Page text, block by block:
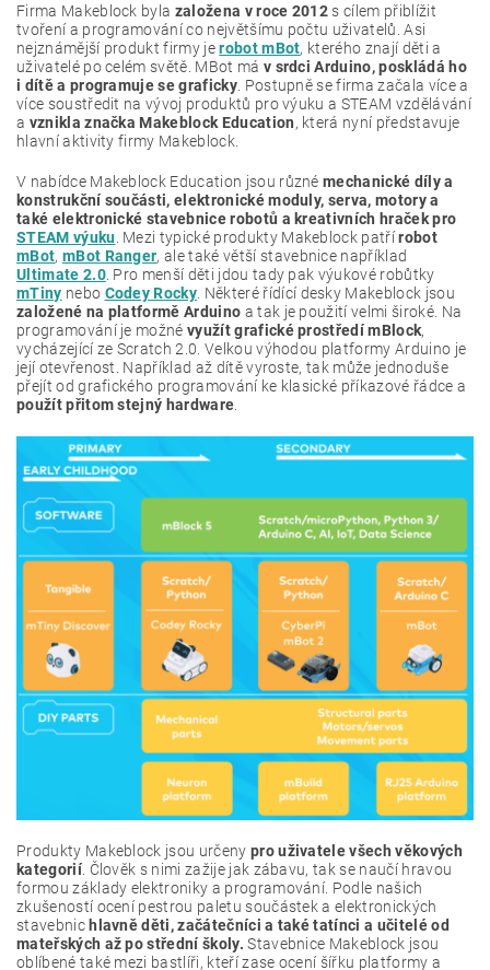
Firma Makeblock byla založena v roce 2012 s cílem přiblížit
tvoření a programování co největšímu počtu uživatelů. Asi
nejznámější produkt firmy jerobot mBot, kterého znají děti a
uživatelé po celém světě. MBot má v srdci Arduino, poskládá ho
i dítě a programuje se graficky. Postupně se firma začala více a
více soustředit na vývoj produktů pro výuku a STEAM vzdělávání
a vznikla značka Makeblock Education, která nyní představuje
hlavní aktivity firmy Makeblock.
V nabídce Makeblock Education jsou různémechanické díly a
konstrukční součásti, elektronické moduly, serva, motory a
také elektronické stavebnice robotů a kreativních hraček pro
STEAM výuku . Mezi typické produkty Makeblock patřírobot
mBot, mBot Ranger, ale také větší stavebnice například
Ultimate 2.0. Pro menší děti jdou tady pak výukové robůtky
mTiny nebo Codey Rocky . Některé řídící desky Makeblock jsou
založené na platformě Arduino a tak je použití velmi široké. Na
programování je možnévyužít grafické prostředí mBlock,
vycházející ze Scratch 2.0. Velkou výhodou platformy Arduino je
její otevřenost. Například až dítě vyroste, tak může jednoduše
přejít od grafického programování ke klasické příkazové řádce a
použít přitom stejný hardware
Produkty Makeblock jsou určeny pro uživatele všech věkových
kategorií. Člověk s nimi zažije jak zábavu, tak se naučí hravou
formou základy elektroniky a programování. Podle našich
zkušeností ocení pestrou paletu součástek a elektronických
stavebnic hlavně děti, začátečníci a také tatínci a učitelé od
mateřských až po střední školy. Stavebnice Makeblock jsou
oblíbené také mezi bastlíři, kteří zase ocení šířku platformy a